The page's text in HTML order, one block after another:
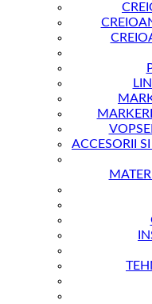
ACCESORII